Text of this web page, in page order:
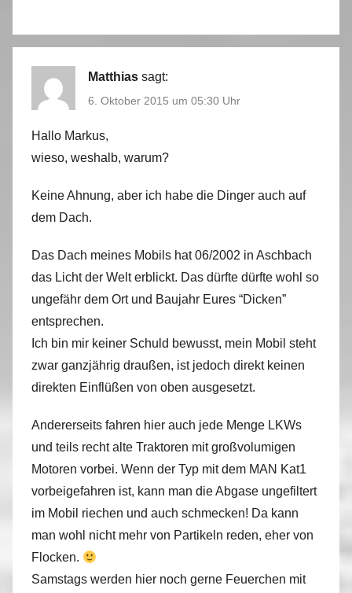
Matthias sagt:
6. Oktober 2015 um 05:30 Uhr
Hallo Markus,
wieso, weshalb, warum?
Keine Ahnung, aber ich habe die Dinger auch auf
dem Dach.
Das Dach meines Mobils hat 06/2002 in Aschbach
das Licht der Welt erblickt. Das dürfte dürfte wohl so
ungefähr dem Ort und Baujahr Eures “Dicken”
entsprechen.
Ich bin mir keiner Schuld bewusst, mein Mobil steht
zwar ganzjährig draußen, ist jedoch direkt keinen
direkten Einflüßen von oben ausgesetzt.
Andererseits fahren hier auch jede Menge LKWs
und teils recht alte Traktoren mit großvolumigen
Motoren vorbei. Wenn der Typ mit dem MAN Kat1
vorbeigefahren ist, kann man die Abgase ungefiltert
im Mobil riechen und auch schmecken! Da kann
man wohl nicht mehr von Partikeln reden, eher von
Flocken.
Samstags werden hier noch gerne Feuerchen mit